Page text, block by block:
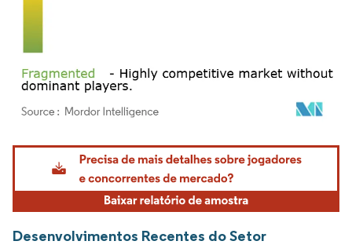
Imagem © Mordor Intelligence. O reuso requer atribuição conforme CC BY 4.0.
Desenvolvimentos Recentes do Setor